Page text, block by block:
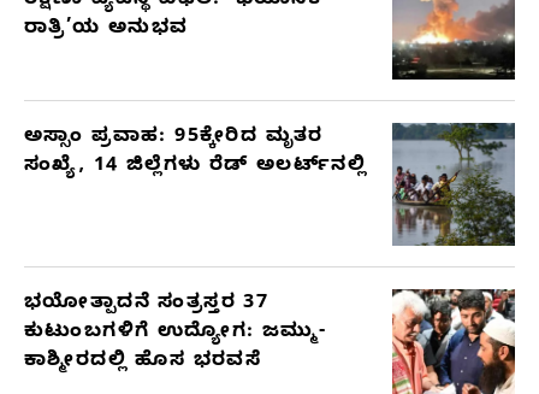
ರಾತ್ರಿ’ಯ ಅನುಭವ
ಅಸ್ಸಾಂ ಪ್ರವಾಹ: 95ಕ್ಕೇರಿದ ಮೃತರ
ಸಂಖ್ಯೆ, 14 ಜಿಲ್ಲೆಗಳು ರೆಡ್ ಅಲರ್ಟ್‌ನಲ್ಲಿ
ಭಯೋತ್ಪಾದನೆ ಸಂತ್ರಸ್ತರ 37
ಕುಟುಂಬಗಳಿಗೆ ಉದ್ಯೋಗ: ಜಮ್ಮು-
ಕಾಶ್ಮೀರದಲ್ಲಿ ಹೊಸ ಭರವಸೆ